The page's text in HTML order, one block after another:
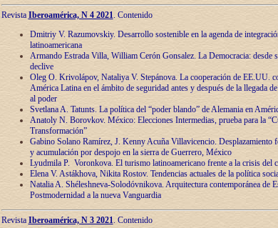
Revista Iberoamérica, N 4 2021. Contenido
Dmitriy V. Razumovskiy. Desarrollo sostenible en la agenda de
latinoamericana
Armando Estrada Villa, William Cerón Gonsalez. La Democracia: desde
declive
Oleg O. Krivolápov, Nataliya V. Stepánova. La cooperación de EE.UU.
América Latina en el ámbito de seguridad antes y después de la llegada
al poder
Svetlana A. Tatunts. La política del “poder blando” de Alemania en
Anatoly N. Borovkov. México: Elecciones Intermedias, prueba para la
Transformación”
Gabino Solano Ramírez, J. Kenny Acuña Villavicencio. Desplazamiento
y acumulación por despojo en la sierra de Guerrero, México
Lyudmila P. Voronkova. El turismo latinoamericano frente a la crisis del
Elena V. Astákhova, Nikita Rostov. Tendencias actuales de la política
Natalia A. Shéleshneva-Solodóvnikova. Arquitectura contemporánea de
Postmodernidad a la nueva Vanguardia
Revista Iberoamérica, N 3 2021. Contenido